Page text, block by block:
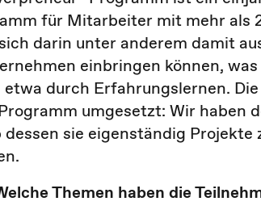
für Mitarbeiter mit mehr als
darin unter anderem damit
einbringen können,
durch Erfahrungslernen.
umgesetzt: Wir haben
sie eigenständig
Themen haben die